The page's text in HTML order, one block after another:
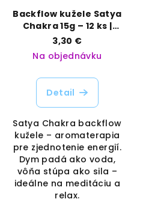
Backflow kužele Satya
Chakra 15g – 12 ks |
Harmónia energií |
Vaporama
3,30 €
Na objednávku
Detail
Satya Chakra backflow
kužele – aromaterapia
pre zjednotenie energií.
Dym padá ako voda,
vôňa stúpa ako sila –
ideálne na meditáciu a
relax.